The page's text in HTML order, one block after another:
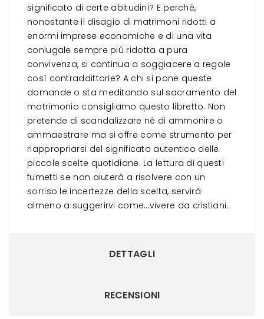
significato di certe abitudini? E perché,
nonostante il disagio di matrimoni ridotti a
enormi imprese economiche e di una vita
coniugale sempre più ridotta a pura
convivenza, si continua a soggiacere a regole
così contraddittorie? A chi si pone queste
domande o sta meditando sul sacramento del
matrimonio consigliamo questo libretto. Non
pretende di scandalizzare né di ammonire o
ammaestrare ma si offre come strumento per
riappropriarsi del significato autentico delle
piccole scelte quotidiane. La lettura di questi
fumetti se non aiuterà a risolvere con un
sorriso le incertezze della scelta, servirà
almeno a suggerirvi come…vivere da cristiani.
DETTAGLI
RECENSIONI